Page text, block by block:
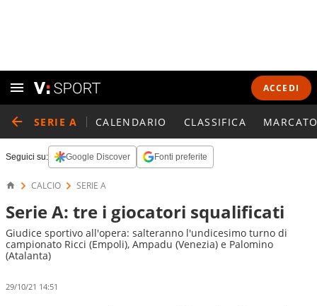
ACCEDI
SERIE A CALENDARIO CLASSIFICA
Seguici su: Google Discover Fonti preferite
CALCIO SERIE A
Serie A: tre i giocatori squalificati
Giudice sportivo all'opera: salteranno l'undicesimo turno di
campionato Ricci (Empoli), Ampadu (Venezia) e Palomino
(Atalanta)
29/10/21 14:51